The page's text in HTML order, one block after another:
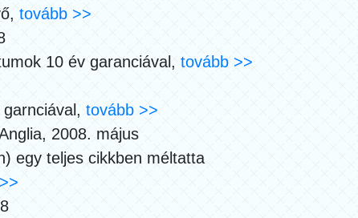
tovább >>
10 év garanciával, tovább >>
tovább >>
2008. május
egy teljes cikkben méltatta